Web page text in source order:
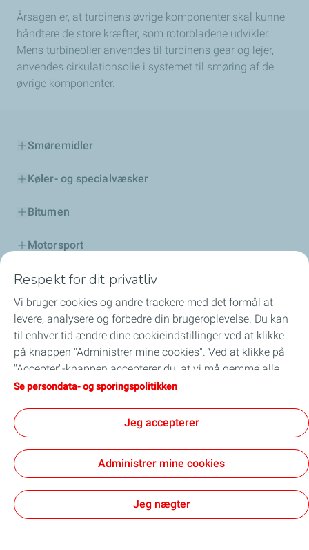
Årsagen er, at turbinens øvrige komponenter skal kunne
håndtere de store kræfter, som rotorbladene udvikler.
Mens turbineolier anvendes til turbinens gear og lejer,
anvendes cirkulationsolie i systemet til smøring af de
øvrige komponenter.
Smøremidler
Køler- og specialvæsker
Bitumen
Motorsport
Distributør
Services
Bestil her
General Terms and Conditions of Use
Privatlivs- og cookiepolitikSalgsvilkår
Cookies
Respekt for dit privatliv
Vi bruger cookies og andre trackere med det formål at
levere, analysere og forbedre din brugeroplevelse. Du kan
til enhver tid ændre dine cookieindstillinger ved at klikke
på knappen "Administrer mine cookies". Ved at klikke på
"Accepter"-knappen accepterer du, at vi må gemme alle
cookies på din enhed. Hvis du klikker på "Afvis", vil kun de
korrekt, blive brugt. For yderligere oplysninger henvises til
siden "Persondata og sporingspolitik".
Se persondata- og sporingspolitikken
Jeg accepterer
Administrer mine cookies
Jeg nægter